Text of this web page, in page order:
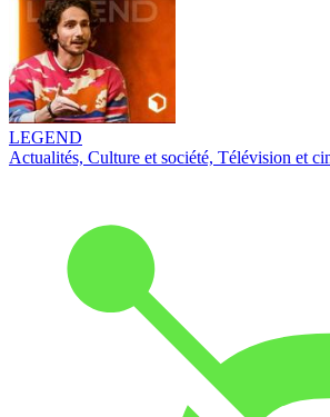
LEGEND
Actualités, Culture et société, Télévision et